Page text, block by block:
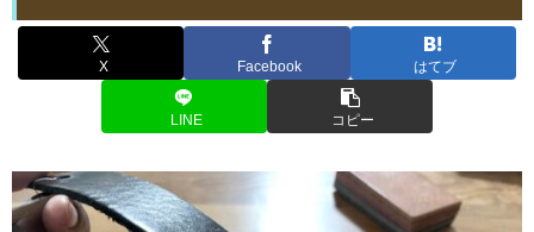
X Facebook はてブ
LINE コピー